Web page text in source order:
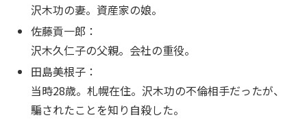
沢木功の妻。資産家の娘。
佐藤貢一郎：
沢木久仁子の父親。会社の重役。
田島美根子：
当時28歳。札幌在住。沢木功の不倫相手だったが、
騙されたことを知り自殺した。